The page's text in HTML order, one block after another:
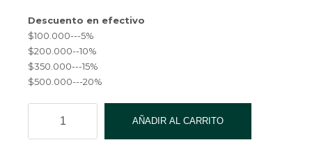
Descuento en efectivo
$100.000---5%
$200.000--10%
$350.000---15%
$500.000---20%
INFANTIL
EPS
AÑADIR AL CARRITO